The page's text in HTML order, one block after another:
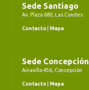
Sede Santiago
Av. Plaza 680, Las Condes
Contacto Mapa
Sede Concepción
Ainavillo 456, Concepción
Contacto Mapa